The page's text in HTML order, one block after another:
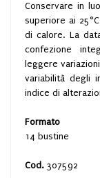
Conservare in
superiore ai
di calore. La
confezione
leggere
variabilità degli
indice di
Formato
14 bustine
Cod.307592